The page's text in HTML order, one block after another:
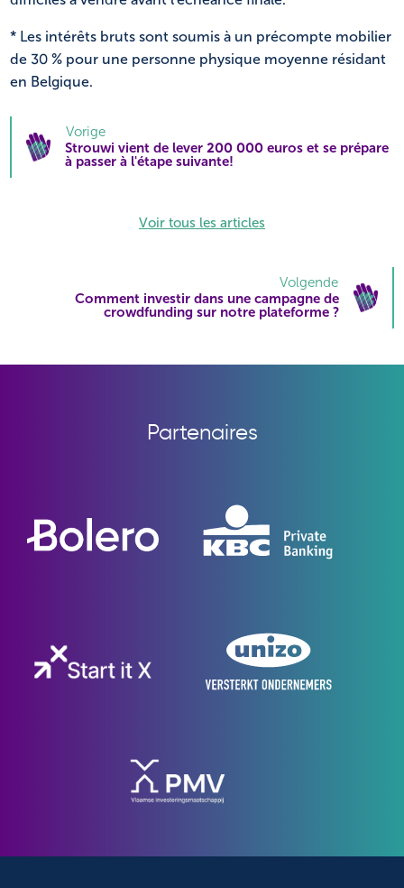
* Les intérêts bruts sont soumis à un précompte mobilier
de 30 % pour une personne physique moyenne résidant
en Belgique.
Vorige
Strouwi vient de lever 200 000 euros et se prépare
à passer à l'étape suivante!
Voir tous les articles
Volgende
Comment investir dans une campagne de
crowdfunding sur notre plateforme ?
Partenaires